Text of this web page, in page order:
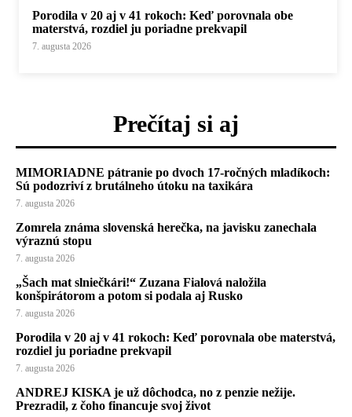
Porodila v 20 aj v 41 rokoch: Keď porovnala obe
materstvá, rozdiel ju poriadne prekvapil
7. augusta 2026
Prečítaj si aj
MIMORIADNE pátranie po dvoch 17-ročných mladíkoch:
Sú podozriví z brutálneho útoku na taxikára
7. augusta 2026
Zomrela známa slovenská herečka, na javisku zanechala
výraznú stopu
7. augusta 2026
„Šach mat slniečkári!“ Zuzana Fialová naložila
konšpirátorom a potom si podala aj Rusko
7. augusta 2026
Porodila v 20 aj v 41 rokoch: Keď porovnala obe materstvá,
rozdiel ju poriadne prekvapil
7. augusta 2026
ANDREJ KISKA je už dôchodca, no z penzie nežije.
Prezradil, z čoho financuje svoj život